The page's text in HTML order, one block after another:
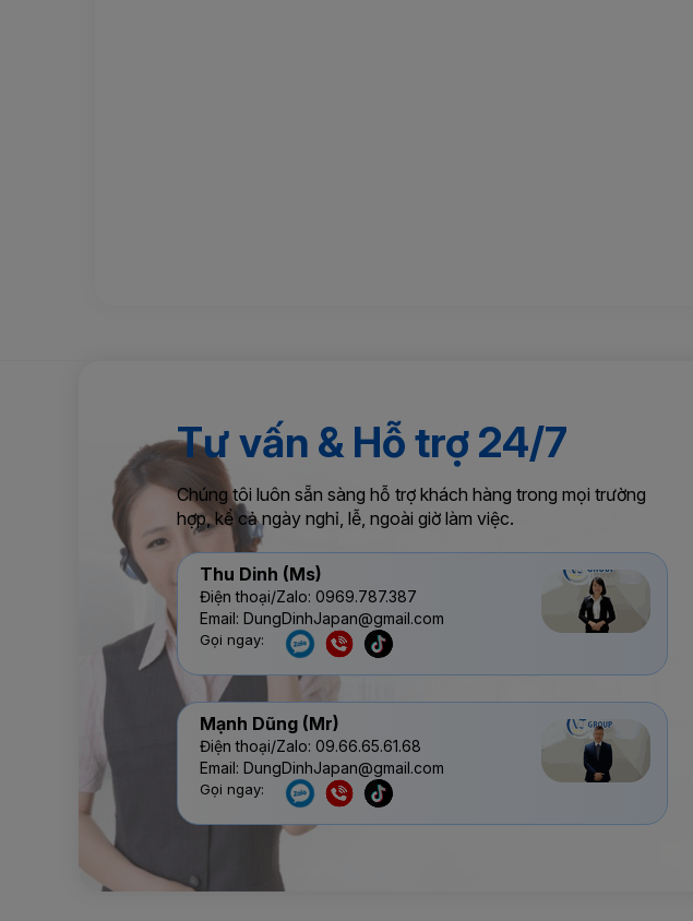
Tư vấn & Hỗ trợ 24/7
Chúng tôi luôn sẵn sàng hỗ trợ khách hàng trong mọi trường
hợp, kể cả ngày nghỉ, lễ, ngoài giờ làm việc.
Thu Dinh (Ms)
Điện thoại/Zalo: 0969.787.387
Email: DungDinhJapan@gmail.com
Gọi ngay:
Mạnh Dũng (Mr)
Điện thoại/Zalo: 09.66.65.61.68
Email: DungDinhJapan@gmail.com
Gọi ngay: